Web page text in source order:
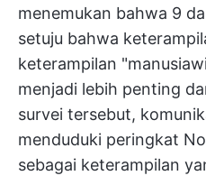
menemukan bahwa 9
setuju bahwa
keterampilan
menjadi lebih penting
survei tersebut,
menduduki peringkat
sebagai keterampilan